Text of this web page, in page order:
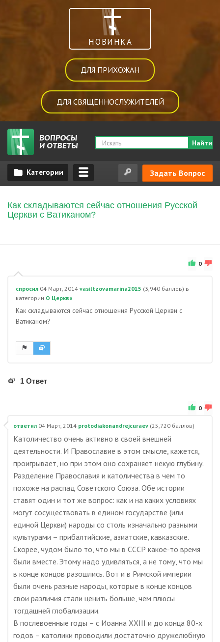
НОВИНКА
ДЛЯ ПРИХОЖАН
ДЛЯ СВЯЩЕННОСЛУЖИТЕЛЕЙ
Найти
Задать Вопрос
Как складываются сейчас отношения Русской
Церкви с Ватиканом?
0
спросил 04 Март, 2014 vasiltzovamarina2015 (3,940 баллов) в
категории О Церкви
Как складываются сейчас отношения Русской Церкви с
Ватиканом?
1 Ответ
0
ответил 04 Март, 2014 protodiakonandrejcuraev (25,720 баллов)
Католичество очень активно в своей внешней
деятельности. И Православие в этом смысле, кажется,
проигрывает, но при этом оно сохраняет некую глубину.
Разделение Православия и католичества в чем то
похоже на распад Советского Союза. Обе истории
ставят один и тот же вопрос: как и на каких условиях
могут сосуществовать в едином государстве (или
единой Церкви) народы со столь изначально разными
культурами – прибалтийские, азиатские, кавказские.
Скорее, чудом было то, что мы в СССР какое-то время
были вместе. Этому надо удивляться, а не тому, что мы
в конце концов разошлись. Вот и в Римской империи
были очень разные народы, которые в конце концов
свои различия стали ценить больше, чем плюсы
тогдашней глобализации.
В послевоенные годы – с Иоанна XXIII и до конца 80-х
годов – католики проводили достаточно дружелюбную